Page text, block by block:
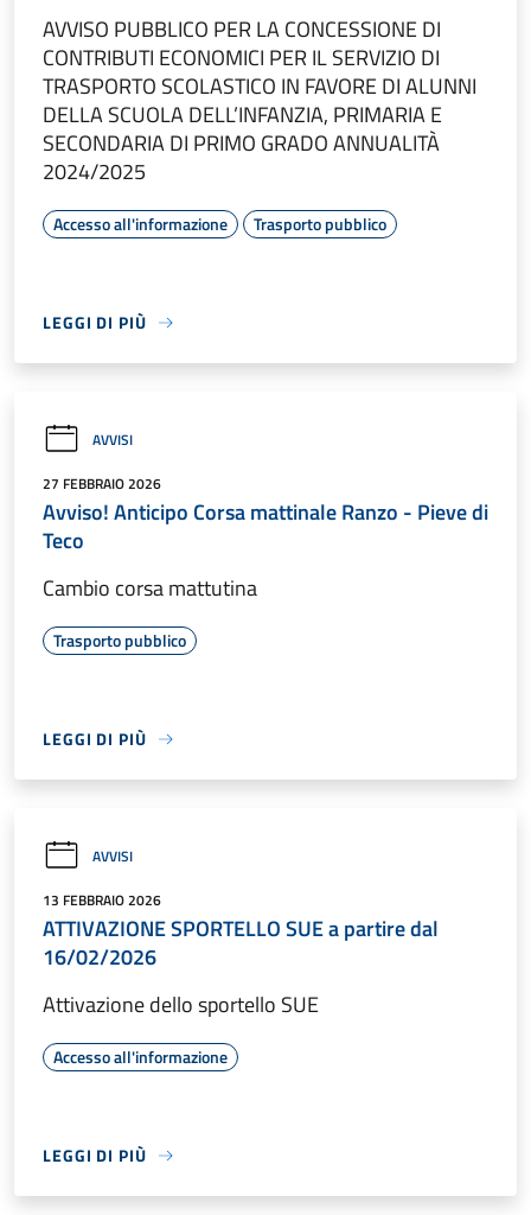
AVVISO PUBBLICO PER LA CONCESSIONE DI
CONTRIBUTI ECONOMICI PER IL SERVIZIO DI
TRASPORTO SCOLASTICO IN FAVORE DI ALUNNI
DELLA SCUOLA DELL’INFANZIA, PRIMARIA E
SECONDARIA DI PRIMO GRADO ANNUALITÀ
2024/2025
Accesso all'informazione Trasporto pubblico
LEGGI DI PIÙ
AVVISI
27 FEBBRAIO 2026
Avviso! Anticipo Corsa mattinale Ranzo - Pieve di
Teco
Cambio corsa mattutina
Trasporto pubblico
LEGGI DI PIÙ
AVVISI
13 FEBBRAIO 2026
ATTIVAZIONE SPORTELLO SUE a partire dal
16/02/2026
Attivazione dello sportello SUE
Accesso all'informazione
LEGGI DI PIÙ